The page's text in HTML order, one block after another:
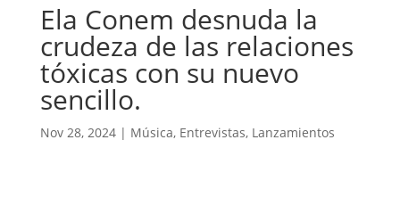
Ela Conem desnuda la
crudeza de las relaciones
tóxicas con su nuevo
sencillo.
Nov 28, 2024| Música, Entrevistas, Lanzamientos